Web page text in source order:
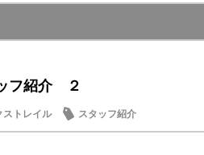
車・展示車
新型車
フ紹介 ２
ストレイル スタッフ紹介